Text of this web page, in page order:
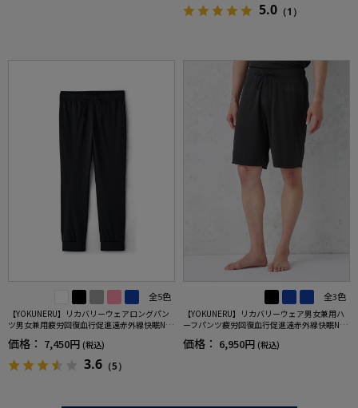
5.0 （1）
全5色
【YOKUNERU】リカバリーウェアロングパン
ツ男女兼用疲労回復血行促進遠赤外線快眠NA
NOMIX(R)【一般医療機器】SS～LLサイズ
価格： 7,450円 (税込)
3.6 （5）
全3色
【YOKUNERU】リカバリーウェア男女兼用ハ
ーフパンツ疲労回復血行促進遠赤外線快眠NA
NOMIX(R)【一般医療機器】SS～LLサイズ
価格： 6,950円 (税込)